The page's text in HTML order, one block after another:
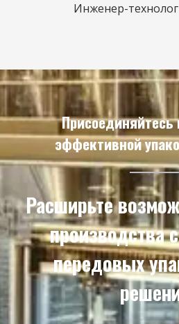
Инженер-
эффективной
Расширьте
производства
передовых